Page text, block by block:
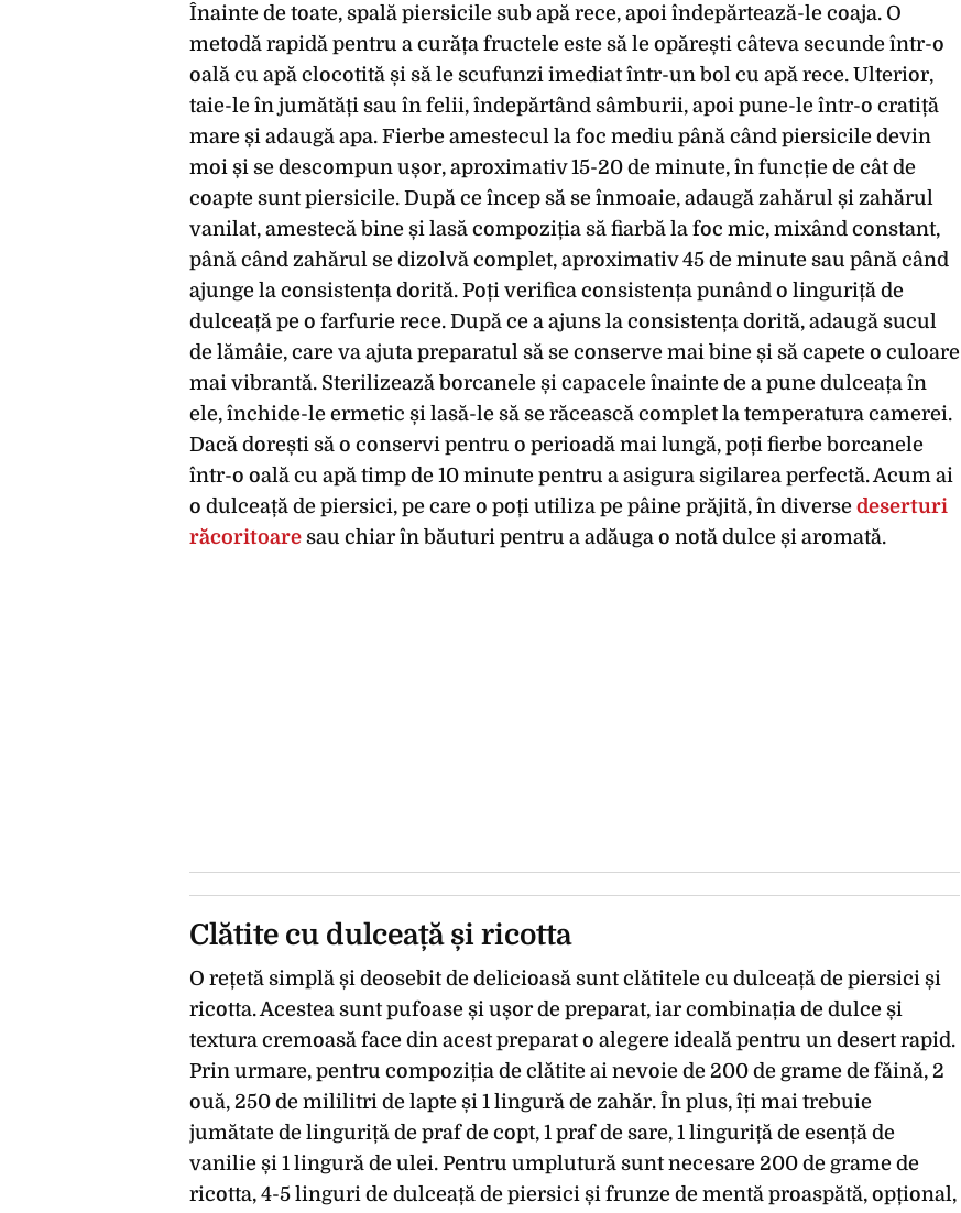
Înainte de toate, spală piersicile sub apă rece, apoi îndepărtează-le coaja. O
metodă rapidă pentru a curăța fructele este să le opărești câteva secunde într-o
oală cu apă clocotită și să le scufunzi imediat într-un bol cu apă rece. Ulterior,
taie-le în jumătăți sau în felii, îndepărtând sâmburii, apoi pune-le într-o cratiță
mare și adaugă apa. Fierbe amestecul la foc mediu până când piersicile devin
moi și se descompun ușor, aproximativ 15-20 de minute, în funcție de cât de
coapte sunt piersicile. După ce încep să se înmoaie, adaugă zahărul și zahărul
vanilat, amestecă bine și lasă compoziția să fiarbă la foc mic, mixând constant,
până când zahărul se dizolvă complet, aproximativ 45 de minute sau până când
ajunge la consistența dorită. Poți verifica consistența punând o linguriță de
dulceață pe o farfurie rece. După ce a ajuns la consistența dorită, adaugă sucul
de lămâie, care va ajuta preparatul să se conserve mai bine și să capete o culoare
mai vibrantă. Sterilizează borcanele și capacele înainte de a pune dulceața în
ele, închide-le ermetic și lasă-le să se răcească complet la temperatura camerei.
Dacă dorești să o conservi pentru o perioadă mai lungă, poți fierbe borcanele
într-o oală cu apă timp de 10 minute pentru a asigura sigilarea perfectă. Acum ai
o dulceață de piersici, pe care o poți utiliza pe pâine prăjită, în diverse deserturi
răcoritoare sau chiar în băuturi pentru a adăuga o notă dulce și aromată.
Clătite cu dulceață și ricotta
O rețetă simplă și deosebit de delicioasă sunt clătitele cu dulceață de piersici și
ricotta. Acestea sunt pufoase și ușor de preparat, iar combinația de dulce și
textura cremoasă face din acest preparat o alegere ideală pentru un desert rapid.
Prin urmare, pentru compoziția de clătite ai nevoie de 200 de grame de făină, 2
ouă, 250 de mililitri de lapte și 1 lingură de zahăr. În plus, îți mai trebuie
jumătate de linguriță de praf de copt, 1 praf de sare, 1 linguriță de esență de
vanilie și 1 lingură de ulei. Pentru umplutură sunt necesare 200 de grame de
ricotta, 4-5 linguri de dulceață de piersici și frunze de mentă proaspătă, opțional,